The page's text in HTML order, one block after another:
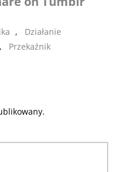
,
Działanie
,
Przekaźnik